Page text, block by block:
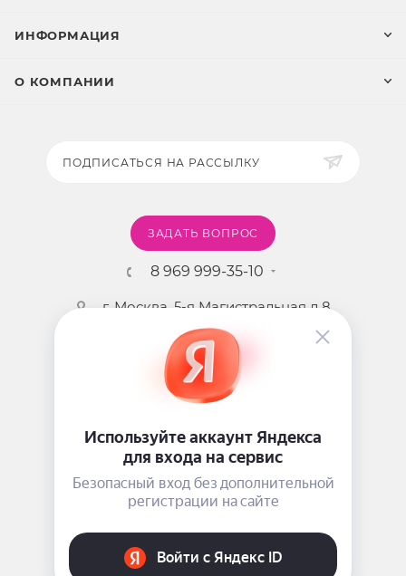
ИНФОРМАЦИЯ
О КОМПАНИИ
ПОДПИСАТЬСЯ НА РАССЫЛКУ
ЗАДАТЬ ВОПРОС
8 969 999-35-10
г. Москва, 5-я Магистральная д.8
2009 - 2026 ©Pink-Girl.ru